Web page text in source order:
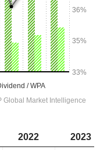
2022
2023